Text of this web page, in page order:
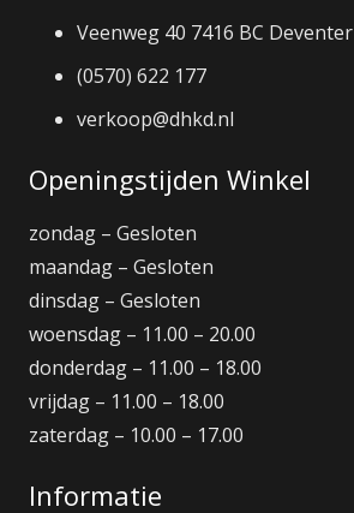
Veenweg 40 7416 BC Deventer
(0570) 622 177
verkoop@dhkd.nl
Openingstijden Winkel
zondag – Gesloten
maandag – Gesloten
dinsdag – Gesloten
woensdag – 11.00 – 20.00
donderdag – 11.00 – 18.00
vrijdag – 11.00 – 18.00
zaterdag – 10.00 – 17.00
Informatie